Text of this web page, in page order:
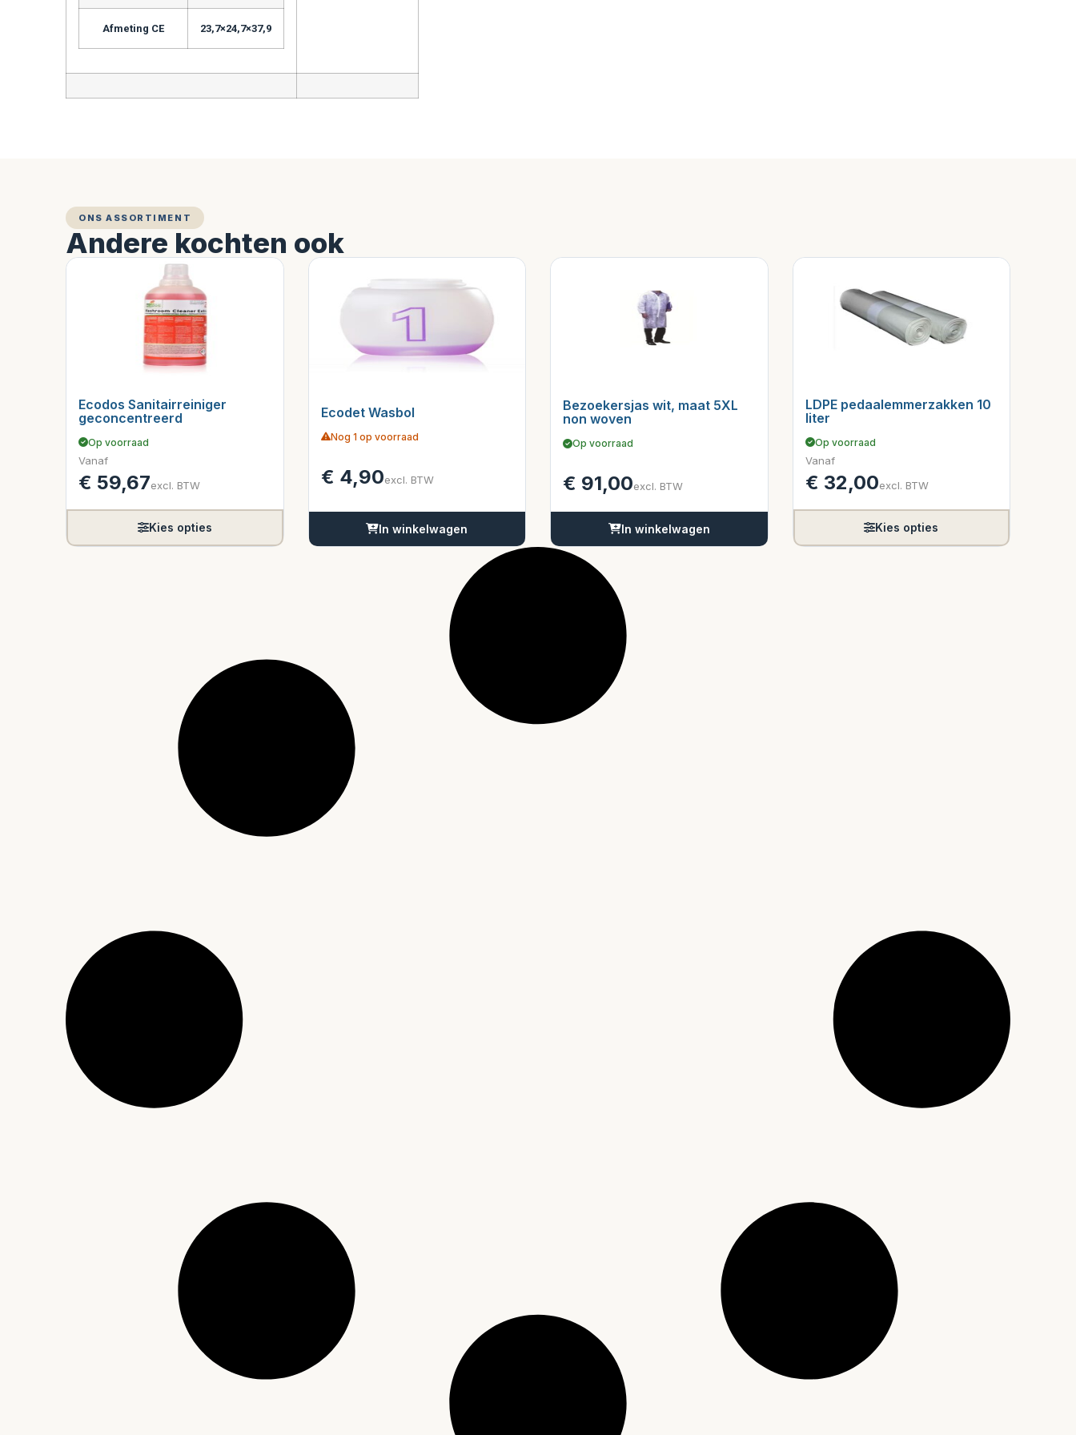
Afmeting CE 23,7×24,7×37,9
ONS ASSORTIMENT
Andere kochten ook
Ecodos Sanitairreiniger
geconcentreerd
Op voorraad
Vanaf
€ 59,67excl. BTW
Kies opties
Ecodet Wasbol
Nog 1 op voorraad
€ 4,90excl. BTW
In winkelwagen
Bezoekersjas wit, maat 5XL
non woven
Op voorraad
€ 91,00excl. BTW
In winkelwagen
LDPE pedaalemmerzakken 10
liter
Op voorraad
Vanaf
€ 32,00excl. BTW
Kies opties